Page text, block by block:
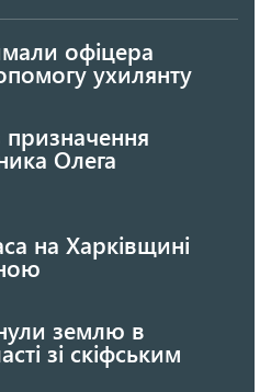
офіцера
ухилянту
Олега
на Харківщині
землю в
зі скіфським